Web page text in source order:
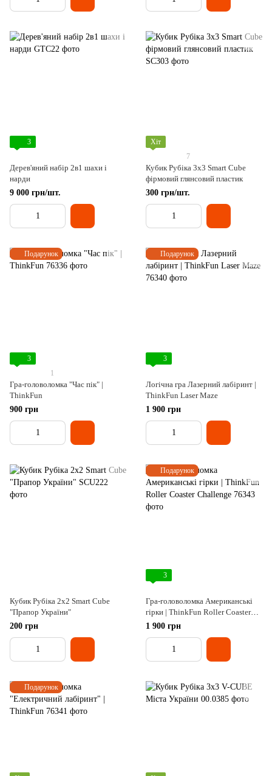
3
Дерев'яний набір 2в1 шахи і
нарди
9 000 грн/шт.
Хіт
7
Кубик Рубіка 3х3 Smart Cube
фірмовий глянсовий пластик
300 грн/шт.
Подарунок
3
1
Гра-головоломка "Час пік" |
ThinkFun
900 грн
Подарунок
3
Логічна гра Лазерний лабіринт |
ThinkFun Laser Maze
1 900 грн
Кубик Рубіка 2х2 Smart Cube
"Прапор України"
200 грн
Подарунок
3
Гра-головоломка Американські
гірки | ThinkFun Roller Coaster
Challenge
1 900 грн
Подарунок